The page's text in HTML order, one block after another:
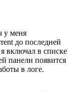
у меня
до последней
включал в списке
панели появится
в логе.